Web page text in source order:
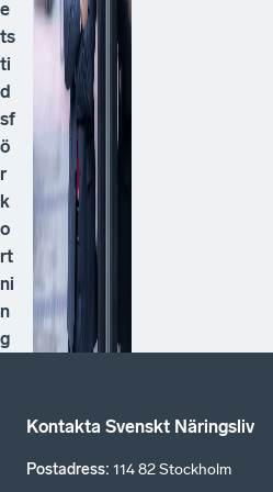
e
ts
ti
d
sf
ö
r
k
o
rt
ni
n
g
Kontakta Svenskt Näringsliv
Postadress: 114 82 Stockholm